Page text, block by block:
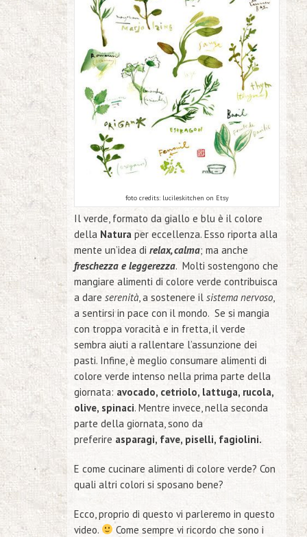
foto credits: lucileskitchen on Etsy
Il verde, formato da giallo e blu è il colore
della Natura per eccellenza. Esso riporta alla
mente un’idea di relax, calma; ma anche
freschezza e leggerezza. Molti sostengono che
mangiare alimenti di colore verde contribuisca
a dare serenità, a sostenere il sistema nervoso,
a sentirsi in pace con il mondo. Se si mangia
con troppa voracità e in fretta, il verde
sembra aiuti a rallentare l’assunzione dei
pasti. Infine, è meglio consumare alimenti di
colore verde intenso nella prima parte della
giornata: avocado, cetriolo, lattuga, rucola,
olive, spinaci. Mentre invece, nella seconda
parte della giornata, sono da
preferire asparagi, fave, piselli, fagiolini.
E come cucinare alimenti di colore verde? Con
quali altri colori si sposano bene?
Ecco, proprio di questo vi parleremo in questo
video.
Come sempre vi ricordo che sono i